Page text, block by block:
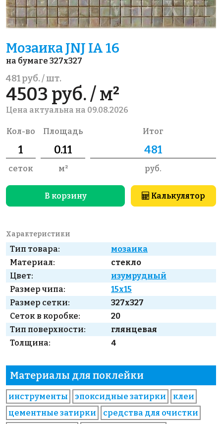
Мозаика JNJ IA 16
на бумаге 327x327
481 руб. / шт.
4503 руб. / м²
Цена актуальна на 09.08.2026
Кол-во
сеток
Площадь
м²
Итог
руб.
В корзину Калькулятор
Характеристики
Тип товара:
мозаика
Материал:
стекло
Цвет:
изумрудный
Размер чипа:
15x15
Размер сетки:
327x327
Сеток в коробке:
20
Тип поверхности:
глянцевая
Толщина:
4
Материалы для поклейки
инструменты эпоксидные затирки
клеи
цементные затирки
средства для очистки